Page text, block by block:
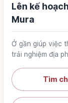
Lên kế
Mura
Ở gần giúp việc
trải nghiệm địa
Tìm